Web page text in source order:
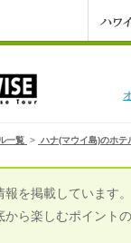
一覧 > ハナ(マウイ島)のホテ
報を掲載しています
から楽しむポイント